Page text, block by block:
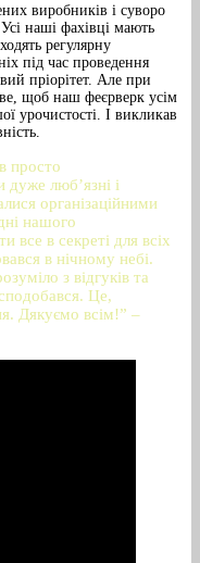
виробників і суворо
наші фахівці мають
регулярну
під час проведення
пріорітет. Але при
щоб наш феєрверк усім
урочистості. І викликав
просто
люб’язні і
організаційними
нашого
все в секреті для всіх
в нічному небі.
з відгуків та
Це,
Дякуємо всім!” –